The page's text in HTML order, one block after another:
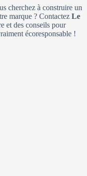
cherchez à construire un
marque ? Contactez Le
et des conseils pour
écoresponsable !